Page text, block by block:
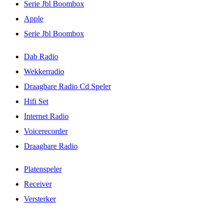
Serie Jbl Boombox
Apple
Serie Jbl Boombox
Dab Radio
Wekkerradio
Draagbare Radio Cd Speler
Hifi Set
Internet Radio
Voicerecorder
Draagbare Radio
Platenspeler
Receiver
Versterker